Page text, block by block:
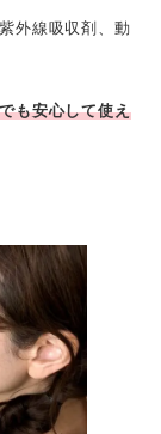
外線吸収剤、動
も安心して使え